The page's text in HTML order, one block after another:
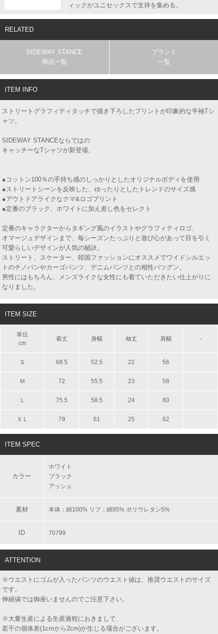
ィックがユニセックスで支持を集める。
RELATED
SIDEWAY STANCE
商品一覧
ブランド
一覧
ITEM INFO
ストリートグラフィティタッチで描き下ろしたプリントが印象的な半袖Tシ
ャツ。
SIDEWAY STANCEならではの
キャッチーなTシャツが新登場。
●コットン100％の手持ち感のしっかりとしたオリジナルボディを使用
●ストリートシーンを反映した、ゆったりとしたトレンドのサイズ感
●アウトドアライクなクマ&ロゴプリント
●定番のブラック、ホワイトに加え差し色をセレクト
定番のキャラクターからタギング風のイラストやグラフィティロゴ、
オマージュデザインまで、毎シーズンたっぷりと遊び心があって目を引く
可愛らしいデザインが人気の秘訣。
ストリート、スケーター、韓国ファッションにオススメでワイドシルエッ
トのチノパンやカーゴパンツ、デニムパンツとの相性バツグン。
男性にはもちろん、メンズライクな女性にも着ていただきたい仕上がりに
なりました。
ITEM SIZE
単位
cm
着丈 身幅 袖丈 肩幅 -
Ｓ 68.5 52.5 22 56
Ｍ 72 55.5 23 58
Ｌ 75.5 58.5 24 60
ＸＬ 79 61 25 62
ITEM SPEC
カラー
ホワイト
ブラック
アッシュ
素材 本体：綿100% リブ：綿95% ポリウレタン5%
ID 70799
ATTENTION
※ウエストにゴムが入ったパンツのウエスト値は、推奨ウエストのサイズ
です。
伸縮値では御座いませんのでご注意下さい。
※大量生産による生産過程におきまして、
若干の個体差(1cmから2cm)が生じる場合がございます。